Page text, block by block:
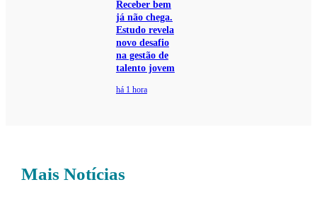
Receber bem
já não chega.
Estudo revela
novo desafio
na gestão de
talento jovem
há 1 hora
Mais Notícias